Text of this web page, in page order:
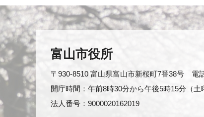
富山市役所
〒930-8510 富山県富山市新桜町7番38号 電
開庁時間：午前8時30分から午後5時15分（土
法人番号：9000020162019